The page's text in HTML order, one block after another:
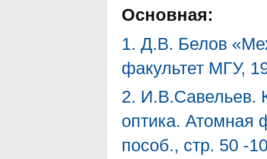
Основная:
1. Д.В. Белов
факультет МГУ,
2. И.В.Савельев.
оптика. Атомная
пособ., стр. 50 -